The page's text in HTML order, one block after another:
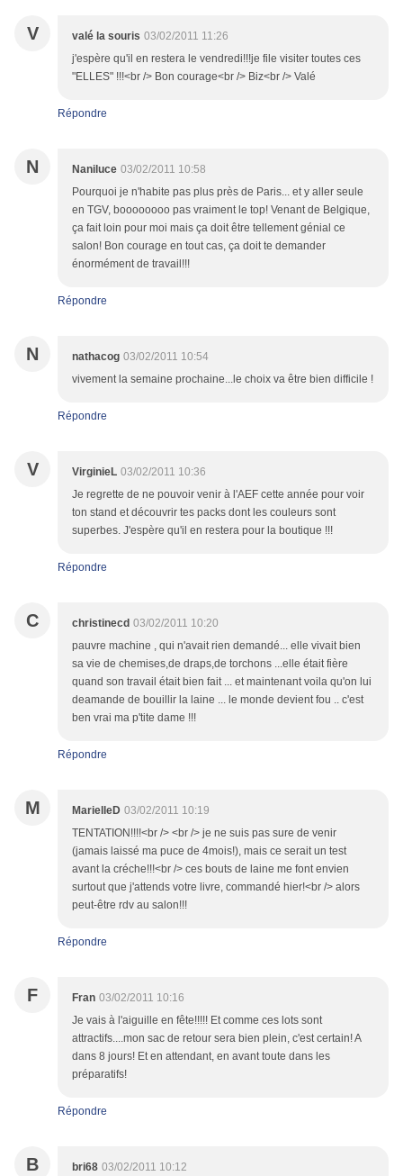
V valé la souris 03/02/2011 11:26
j'espère qu'il en restera le vendredi!!!je file visiter toutes ces
"ELLES" !!!<br /> Bon courage<br /> Biz<br /> Valé
Répondre
N Naniluce 03/02/2011 10:58
Pourquoi je n'habite pas plus près de Paris... et y aller seule
en TGV, boooooooo pas vraiment le top! Venant de Belgique,
ça fait loin pour moi mais ça doit être tellement génial ce
salon! Bon courage en tout cas, ça doit te demander
énormément de travail!!!
Répondre
N nathacog 03/02/2011 10:54
vivement la semaine prochaine...le choix va être bien difficile !
Répondre
V VirginieL 03/02/2011 10:36
Je regrette de ne pouvoir venir à l'AEF cette année pour voir
ton stand et découvrir tes packs dont les couleurs sont
superbes. J'espère qu'il en restera pour la boutique !!!
Répondre
C christinecd 03/02/2011 10:20
pauvre machine , qui n'avait rien demandé... elle vivait bien
sa vie de chemises,de draps,de torchons ...elle était fière
quand son travail était bien fait ... et maintenant voila qu'on lui
deamande de bouillir la laine ... le monde devient fou .. c'est
ben vrai ma p'tite dame !!!
Répondre
M MarielleD 03/02/2011 10:19
TENTATION!!!!<br /> <br /> je ne suis pas sure de venir
(jamais laissé ma puce de 4mois!), mais ce serait un test
avant la créche!!!<br /> ces bouts de laine me font envien
surtout que j'attends votre livre, commandé hier!<br /> alors
peut-être rdv au salon!!!
Répondre
F Fran 03/02/2011 10:16
Je vais à l'aiguille en fête!!!!! Et comme ces lots sont
attractifs....mon sac de retour sera bien plein, c'est certain! A
dans 8 jours! Et en attendant, en avant toute dans les
préparatifs!
Répondre
B bri68 03/02/2011 10:12